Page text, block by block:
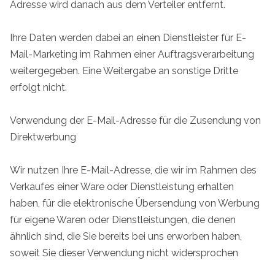
Adresse wird danach aus dem Verteiler entfernt.
Ihre Daten werden dabei an einen Dienstleister für E-
Mail-Marketing im Rahmen einer Auftragsverarbeitung
weitergegeben. Eine Weitergabe an sonstige Dritte
erfolgt nicht.
Verwendung der E-Mail-Adresse für die Zusendung von
Direktwerbung
Wir nutzen Ihre E-Mail-Adresse, die wir im Rahmen des
Verkaufes einer Ware oder Dienstleistung erhalten
haben, für die elektronische Übersendung von Werbung
für eigene Waren oder Dienstleistungen, die denen
ähnlich sind, die Sie bereits bei uns erworben haben,
soweit Sie dieser Verwendung nicht widersprochen